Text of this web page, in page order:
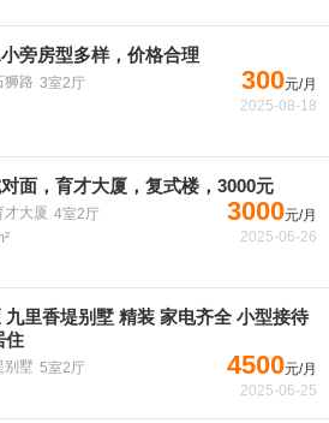
旁房型多样，价格合理
狮路 3室2厅
300元/月
2025-08-18
面，育才大厦，复式楼，3000元
才大厦 4室2厅
3000元/月
2025-06-26
九里香堤别墅 精装 家电齐全 小型接待
住
别墅 5室2厅
4500元/月
2025-06-25